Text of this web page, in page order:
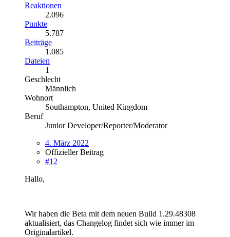
Reaktionen
2.096
Punkte
5.787
Beiträge
1.085
Dateien
1
Geschlecht
Männlich
Wohnort
Southampton, United Kingdom
Beruf
Junior Developer/Reporter/Moderator
4. März 2022
Offizieller Beitrag
#12
Hallo,
Wir haben die Beta mit dem neuen Build 1.29.48308
aktualisiert, das Changelog findet sich wie immer im
Originalartikel.